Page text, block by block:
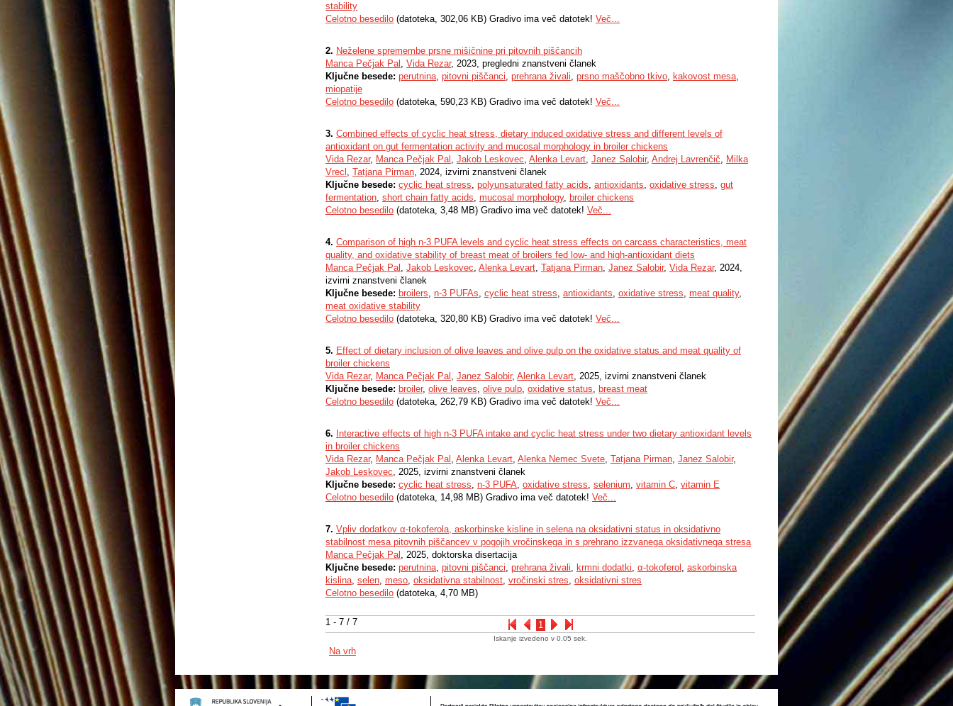
1 - 7 / 7 1
stability
Celotno besedilo (datoteka, 302,06 KB) Gradivo ima več datotek! Več...
2. Neželene spremembe prsne mišičnine pri pitovnih piščancih
Manca Pečjak Pal , Vida Rezar, 2023, pregledni znanstveni članek
Ključne besede: perutnina, pitovni piščanci, prehrana živali, prsno maščobno tkivo, kakovost mesa,
miopatije
Celotno besedilo (datoteka, 590,23 KB) Gradivo ima več datotek! Več...
3. Combined effects of cyclic heat stress, dietary induced oxidative stress and different levels of
antioxidant on gut fermentation activity and mucosal morphology in broiler chickens
Vida Rezar, Manca Pečjak Pal , Jakob Leskovec, Alenka Levart, Janez Salobir, Andrej Lavrenčič, Milka
Vrecl , Tatjana Pirman, 2024, izvirni znanstveni članek
Ključne besede: cyclic heat stress, polyunsaturated fatty acids, antioxidants, oxidative stress, gut
fermentation, short chain fatty acids, mucosal morphology, broiler chickens
Celotno besedilo (datoteka, 3,48 MB) Gradivo ima več datotek! Več...
4. Comparison of high n-3 PUFA levels and cyclic heat stress effects on carcass characteristics, meat
quality, and oxidative stability of breast meat of broilers fed low- and high-antioxidant diets
Manca Pečjak Pal , Jakob Leskovec, Alenka Levart, Tatjana Pirman, Janez Salobir, Vida Rezar, 2024,
izvirni znanstveni članek
Ključne besede: broilers, n-3 PUFAs, cyclic heat stress, antioxidants, oxidative stress, meat quality,
meat oxidative stability
Celotno besedilo (datoteka, 320,80 KB) Gradivo ima več datotek! Več...
5. Effect of dietary inclusion of olive leaves and olive pulp on the oxidative status and meat quality of
broiler chickens
Vida Rezar, Manca Pečjak Pal , Janez Salobir, Alenka Levart, 2025, izvirni znanstveni članek
Ključne besede: broiler, olive leaves, olive pulp, oxidative status, breast meat
Celotno besedilo (datoteka, 262,79 KB) Gradivo ima več datotek! Več...
6. Interactive effects of high n-3 PUFA intake and cyclic heat stress under two dietary antioxidant levels
in broiler chickens
Vida Rezar, Manca Pečjak Pal , Alenka Levart, Alenka Nemec Svete, Tatjana Pirman, Janez Salobir,
Jakob Leskovec, 2025, izvirni znanstveni članek
Ključne besede: cyclic heat stress, n-3 PUFA, oxidative stress, selenium, vitamin C, vitamin E
Celotno besedilo (datoteka, 14,98 MB) Gradivo ima več datotek! Več...
7. Vpliv dodatkov α-tokoferola, askorbinske kisline in selena na oksidativni status in oksidativno
stabilnost mesa pitovnih piščancev v pogojih vročinskega in s prehrano izzvanega oksidativnega stresa
Manca Pečjak Pal , 2025, doktorska disertacija
Ključne besede: perutnina, pitovni piščanci, prehrana živali, krmni dodatki, α-tokoferol , askorbinska
kislina, selen, meso, oksidativna stabilnost, vročinski stres, oksidativni stres
Celotno besedilo (datoteka, 4,70 MB)
Iskanje izvedeno v 0.05 sek.
Na vrh